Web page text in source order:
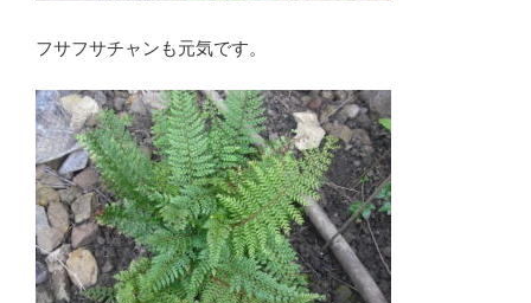
フサフサチャンも元気です。